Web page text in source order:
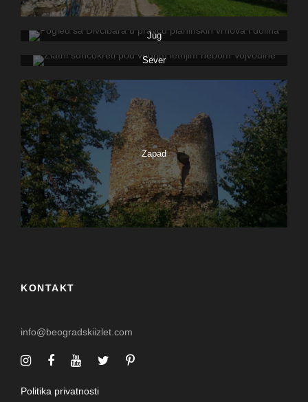
Jug
Sever
Zapad
KONTAKT
info@beogradskiizlet.com
Politika privatnosti